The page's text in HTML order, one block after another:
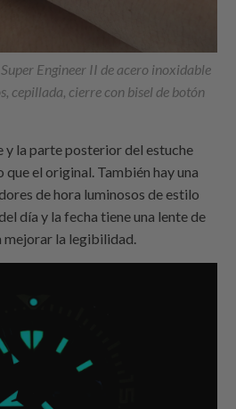
Engineer II de acero inoxidable
cepillada, cierre con bisel de botón
y la parte posterior del estuche
el original. También hay una
de hora luminosos de estilo
día y la fecha tiene una lente de
mejorar la legibilidad.